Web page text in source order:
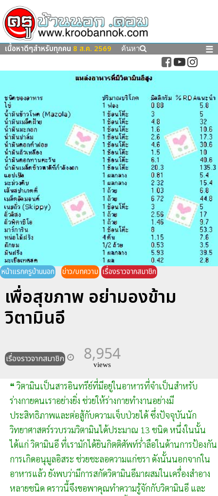
เนื้อหาดีๆสำหรับทุกคน 8 ส.ค. 2569 ค้นหา ☰
หน้าแรกครูบ้านนอก ข่าว/บทความ เรื่องราวจากสมาชิก
เพื่อสุขภาพ อย่ามองข้าม
วิตามินอี
เรื่องราวจากสมาชิก 8,954
views
❝ วิตามินเป็นสารอินทรีย์ที่มีอยู่ในอาหารที่จำเป็นสำหรับ
ร่างกายคนเราอย่างยิ่ง ช่วยให้ร่างกายทำงานอย่างมี
ประสิทธิภาพและต่อสู้กับความเจ็บป่วยได้ ซึ่งปัจจุบันนัก
วิทยาศาสตร์รวบรวมวิตามินได้ประมาณ 13 ชนิด หนึ่งในนั้น
ได้แก่ วิตามินอี ที่เรามักได้ยินกิตติศัพท์ร่ำลือในด้านการป้องกัน
การเกิดอนุมูลอิสระ ช่วยชะลอความแก่ชรา ดังนั้นนอกจากใน
อาหารแล้ว ยังพบว่ามีการสกัดวิตามินอีมาผสมในเครื่องสำอาง
หลายชนิด คราวนี้จึงขอพาคุณทำความรู้จักกับวิตามินอี และ